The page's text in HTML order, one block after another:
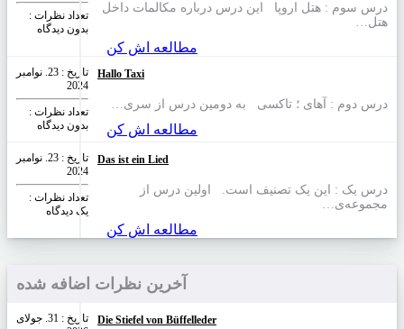
تعداد نظرات‌ :
بدون دیدگاه
درس سوم :‌ هتل اروپا این درس درباره مکالمات داخل
هتل…
مطالعه اش کن
تاریخ : 23. نوامبر
2024
تعداد نظرات‌ :
بدون دیدگاه
Hallo Taxi
درس دوم : آهای ؛ تاکسی به دومین درس از سری…
مطالعه اش کن
تاریخ : 23. نوامبر
2024
تعداد نظرات‌ :
یک دیدگاه
Das ist ein Lied
درس یک : این یک تصنیف است. اولین درس از
مجموعه‌ی…
مطالعه اش کن
آخرین نظرات اضافه شده
تاریخ : 31. جولای
Die Stiefel von Büffelleder